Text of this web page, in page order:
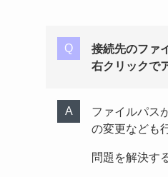
接続先のファ
右クリックで
ファイルパス
の変更なども
問題を解決す